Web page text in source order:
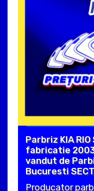
Parbriz KIA
fabricatie
vandut de
Bucuresti
Producator